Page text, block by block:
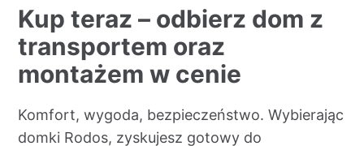
Kup teraz – odbierz dom z
transportem oraz
montażem w cenie
Komfort, wygoda, bezpieczeństwo. Wybierając
domki Rodos, zyskujesz gotowy do